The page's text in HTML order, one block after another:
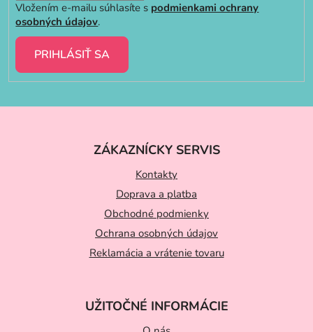
Vložením e-mailu súhlasíte s podmienkami ochrany
osobných údajov.
PRIHLÁSIŤ SA
ZÁKAZNÍCKY SERVIS
Kontakty
Doprava a platba
Obchodné podmienky
Ochrana osobných údajov
Reklamácia a vrátenie tovaru
UŽITOČNÉ INFORMÁCIE